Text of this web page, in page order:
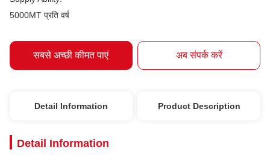
5000MT प्रति वर्ष
सबसे अच्छी कीमत पाएं अब संपर्क करें
Detail Information Product Description
Detail Information